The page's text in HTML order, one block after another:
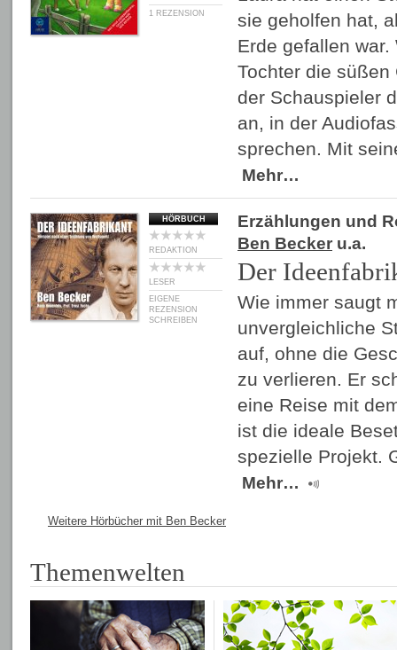
1 REZENSION
sie geholfen hat,
Erde gefallen
Tochter die
der Schauspieler
an, in der
sprechen. Mit
Mehr…
HÖRBUCH
REDAKTION
LESER
EIGENE
REZENSION
SCHREIBEN
Erzählungen und
Ben Becker u.a.
Der
Wie immer saugt
unvergleichliche
auf, ohne die
zu verlieren. Er
eine Reise mit
ist die ideale
spezielle Projekt.
Mehr…
Weitere Hörbücher mit Ben Becker
Themenwelten